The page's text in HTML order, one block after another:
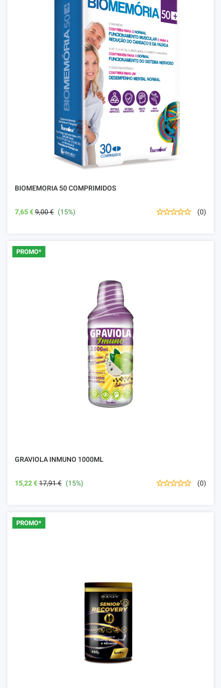
BIOMEMORIA 50 COMPRIMIDOS
7,65 €9,00 € (15%) (0)
PROMO*
GRAVIOLA INMUNO 1000ML
15,22 €17,91 € (15%) (0)
PROMO*